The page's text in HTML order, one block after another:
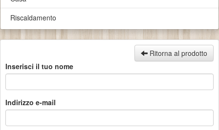
Riscaldamento
Ritorna al prodotto
Inserisci il tuo nome
Indirizzo e-mail